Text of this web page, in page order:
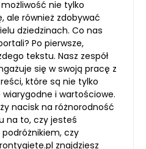
nie tylko
ale również zdobywać
dziedzinach. Co nas
Po pierwsze,
tekstu. Nasz zespół
się w swoją pracę z
które są nie tylko
i wartościowe.
nacisk na różnorodność
na to, czy jesteś
czy
znajdziesz